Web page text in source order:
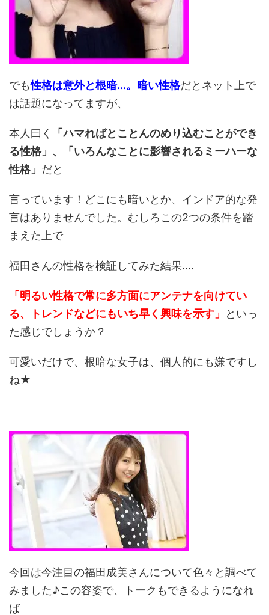
でも性格は意外と根暗...。 暗い性格だとネット上で
は話題になってますが、
本人曰く
「ハマればとことんのめり込むことができ
る性格」、「いろんなことに影響されるミーハーな
性格」 だと
言っています！どこにも暗いとか、インドア的な発
言はありませんでした。むしろこの2つの条件を踏
まえた上で
福田さんの性格を検証してみた結果....
「明るい性格で常に多方面にアンテナを向けてい
る、トレンドなどにもいち早く興味を示す」
といっ
た感じでしょうか？
可愛いだけで、根暗な女子は、個人的にも嫌ですし
ね★
今回は今注目の福田成美さんについて色々と調べて
みました♪この容姿で、トークもできるようになれ
ば